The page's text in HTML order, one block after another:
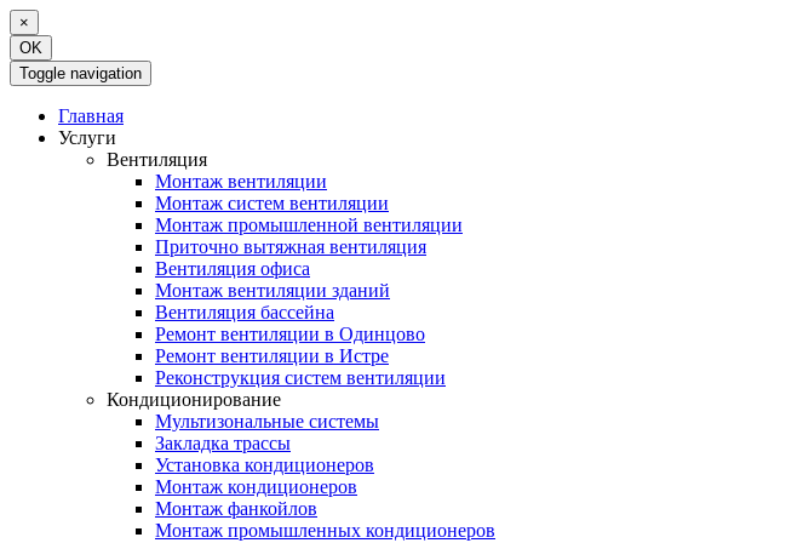
×
OK
Toggle navigation
Главная
Услуги
Вентиляция
Монтаж вентиляции
Монтаж систем вентиляции
Монтаж промышленной вентиляции
Приточно вытяжная вентиляция
Вентиляция офиса
Монтаж вентиляции зданий
Вентиляция бассейна
Ремонт вентиляции в Одинцово
Ремонт вентиляции в Истре
Реконструкция систем вентиляции
Кондиционирование
Мультизональные системы
Закладка трассы
Установка кондиционеров
Монтаж кондиционеров
Монтаж фанкойлов
Монтаж промышленных кондиционеров